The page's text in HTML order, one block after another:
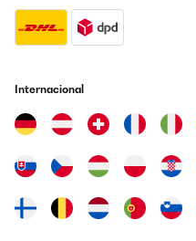
Internacional